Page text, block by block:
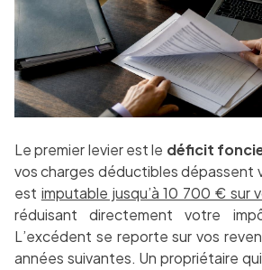
Le premier levier est le déficit
vos charges déductibles dépassent
est imputable jusqu’à 10 700 € sur
réduisant directement votre
L’excédent se reporte sur vos
années suivantes. Un propriétaire